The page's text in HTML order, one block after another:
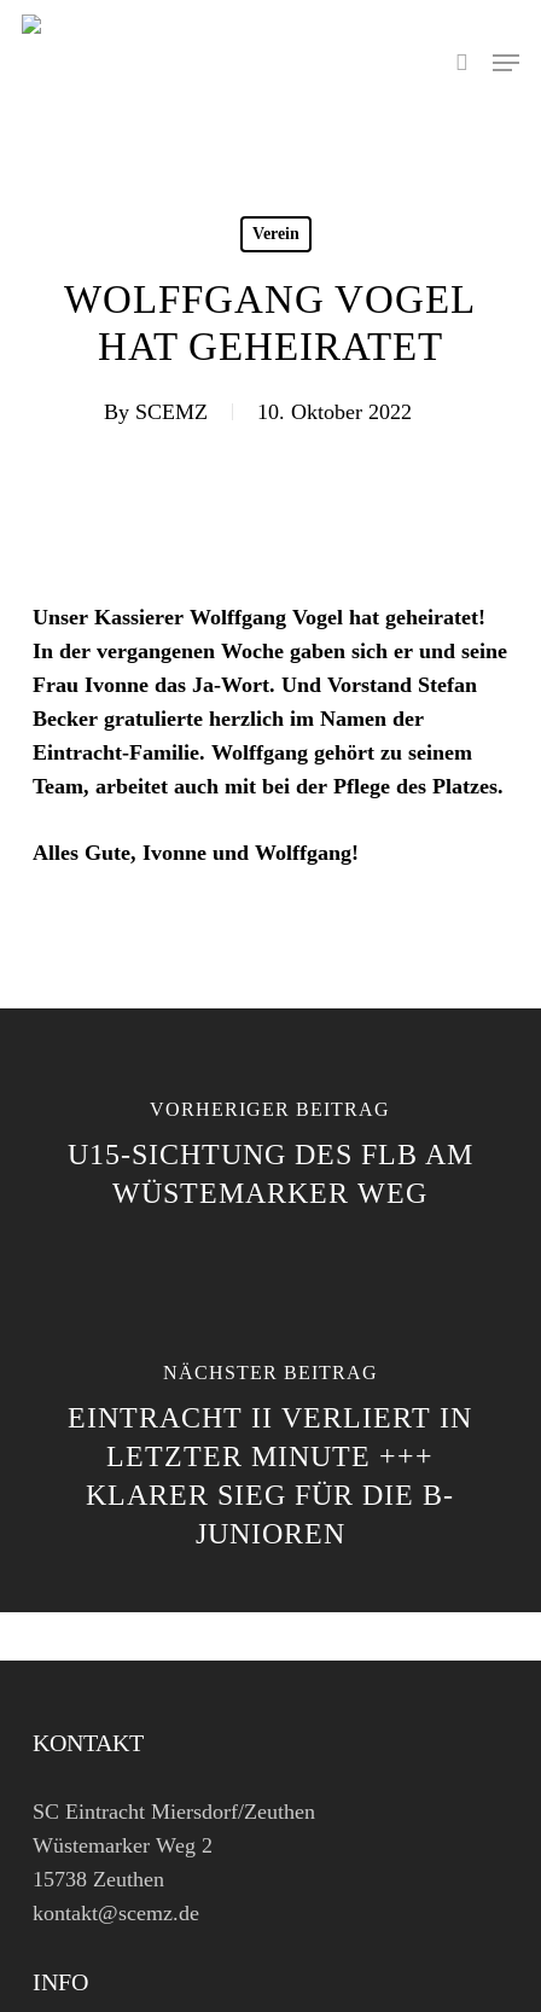
Skip
search
Menu
Verein
WOLFFGANG VOGEL
HAT GEHEIRATET
By SCEMZ 10. Oktober 2022
Unser Kassierer Wolffgang Vogel hat geheiratet!
In der vergangenen Woche gaben sich er und seine
Frau Ivonne das Ja-Wort. Und Vorstand Stefan
Becker gratulierte herzlich im Namen der
Eintracht-Familie. Wolffgang gehört zu seinem
Team, arbeitet auch mit bei der Pflege des Platzes.
Alles Gute, Ivonne und Wolffgang!
VORHERIGER BEITRAG
U15-SICHTUNG DES FLB AM
WÜSTEMARKER WEG
NÄCHSTER BEITRAG
EINTRACHT II VERLIERT IN
LETZTER MINUTE +++
KLARER SIEG FÜR DIE B-
JUNIOREN
KONTAKT
SC Eintracht Miersdorf/Zeuthen
Wüstemarker Weg 2
15738 Zeuthen
kontakt@scemz.de
INFO